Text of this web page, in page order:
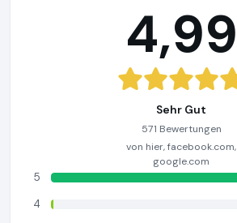
4,99
Sehr Gut
571 Bewertungen
von hier, facebook.com,
google.com
5
4